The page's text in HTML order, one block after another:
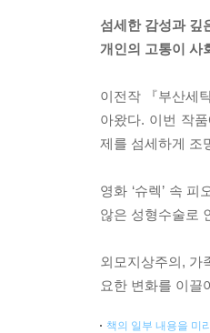
섬세한 감성과 깊
개인의 고통이 사
이전작 『부산세
아왔다. 이번 작
제를 섬세하게 조
영화 ‘슈렉’ 속
않은 성형수술로
외모지상주의, 가
요한 변화를 이끌
책의 일부 내용을 미